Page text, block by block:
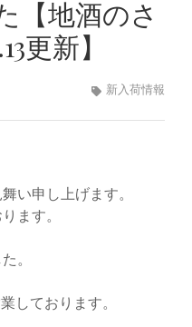
【地酒のさ
更新】
新入荷情報
い申し上げます。‬
ます。
。
しております。